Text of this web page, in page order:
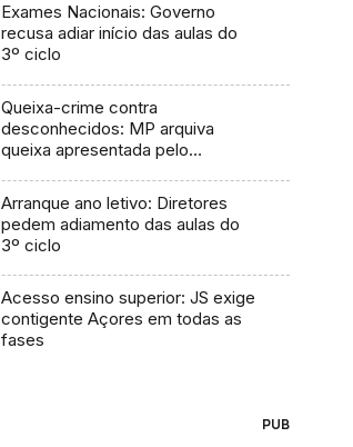
Exames Nacionais: Governo
recusa adiar início das aulas do
3º ciclo
Queixa-crime contra
desconhecidos: MP arquiva
queixa apresentada pelo
Arranque ano letivo: Diretores
pedem adiamento das aulas do
3º ciclo
Acesso ensino superior: JS exige
contigente Açores em todas as
fases
PUB